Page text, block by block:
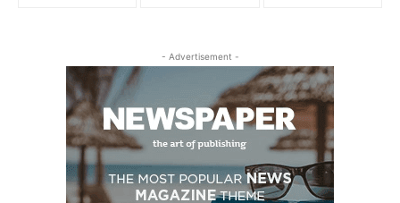
- Advertisement -